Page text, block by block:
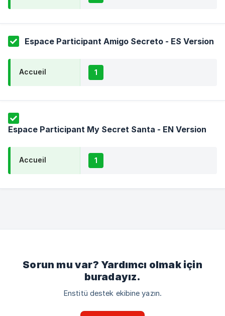
Espace Participant Amigo Secreto - ES Version
Accueil 1
Espace Participant My Secret Santa - EN Version
Accueil 1
Sorun mu var? Yardımcı olmak için
buradayız.
Enstitü destek ekibine yazın.